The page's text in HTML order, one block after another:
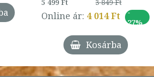
5 499 Ft 3 849 Ft
Online ár: 4 014 Ft
-
27%
Kosárba